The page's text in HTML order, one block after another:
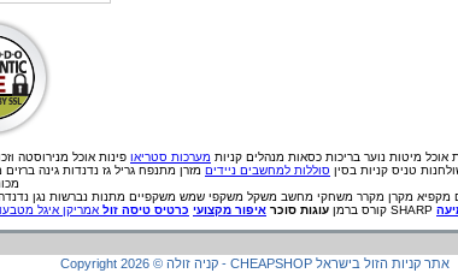
אוכל מיטות נוער בריכות כסאות מנהלים קניות מערכות סטריאו פינות אוכל מנירוסטה
טניס קניות בסין סוללות למחשבים ניידים מזרן מתנפח גריל גז נדנדות גינה
מקפיא מקרן מקרר משחקי מחשב משקל משקפי שמש משקפיים מתנות נברשות נגן
עוגות סוכר איפור מקצועי כרטיס טיסה זול אמריקן איגל
Copyright 2026 © קניה זולה - CHEAPSHOP אתר קניות הזול בישראל